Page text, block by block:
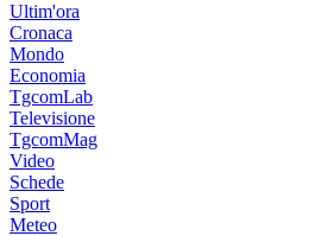
Ultim'ora
Cronaca
Mondo
Economia
TgcomLab
Televisione
TgcomMag
Video
Schede
Sport
Meteo